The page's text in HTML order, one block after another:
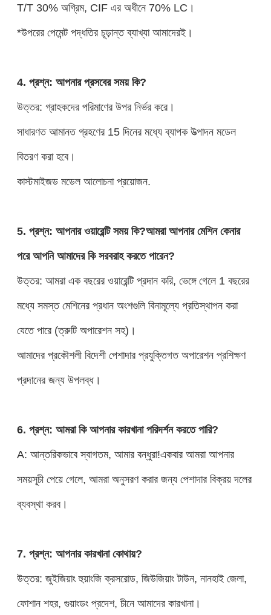
T/T 30% অগ্রিম, CIF এর অধীনে 70% LC।
*উপরের পেমেন্ট পদ্ধতির চূড়ান্ত ব্যাখ্যা আমাদেরই।
4. প্রশ্ন: আপনার প্রসবের সময় কি?
উত্তর: গ্রাহকদের পরিমাণের উপর নির্ভর করে।
সাধারণত আমানত গ্রহণের 15 দিনের মধ্যে ব্যাপক উত্পাদন মডেল
বিতরণ করা হবে।
কাস্টমাইজড মডেল আলোচনা প্রয়োজন.
5. প্রশ্ন: আপনার ওয়ারেন্টি সময় কি?আমরা আপনার মেশিন কেনার
পরে আপনি আমাদের কি সরবরাহ করতে পারেন?
উত্তর: আমরা এক বছরের ওয়ারেন্টি প্রদান করি, ভেঙ্গে গেলে 1 বছরের
মধ্যে সমস্ত মেশিনের প্রধান অংশগুলি বিনামূল্যে প্রতিস্থাপন করা
যেতে পারে (ত্রুটি অপারেশন সহ)।
আমাদের প্রকৌশলী বিদেশী পেশাদার প্রযুক্তিগত অপারেশন প্রশিক্ষণ
প্রদানের জন্য উপলব্ধ।
6. প্রশ্ন: আমরা কি আপনার কারখানা পরিদর্শন করতে পারি?
A: আন্তরিকভাবে স্বাগতম, আমার বন্ধুরা!একবার আমরা আপনার
সময়সূচী পেয়ে গেলে, আমরা অনুসরণ করার জন্য পেশাদার বিক্রয় দলের
ব্যবস্থা করব।
7. প্রশ্ন: আপনার কারখানা কোথায়?
উত্তর: জুইজিয়াং হুয়াংজি ক্রসরোড, জিউজিয়াং টাউন, নানহাই জেলা,
ফোশান শহর, গুয়াংডং প্রদেশ, চীনে আমাদের কারখানা।